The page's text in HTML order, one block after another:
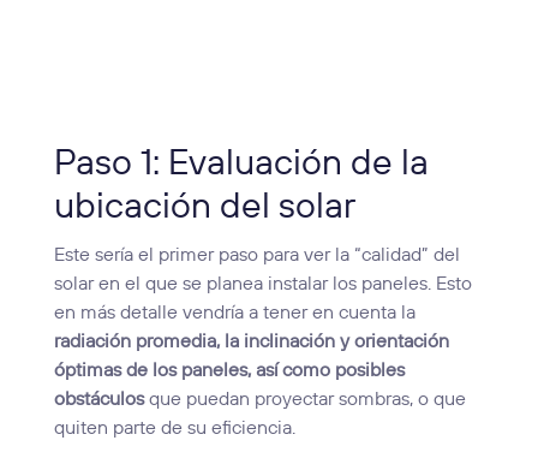
Paso 1: Evaluación de la
ubicación del solar
Este sería el primer paso para ver la “calidad” del
solar en el que se planea instalar los paneles. Esto
en más detalle vendría a tener en cuenta la
radiación promedia, la inclinación y orientación
óptimas de los paneles, así como posibles
obstáculosque puedan proyectar sombras, o que
quiten parte de su eficiencia.